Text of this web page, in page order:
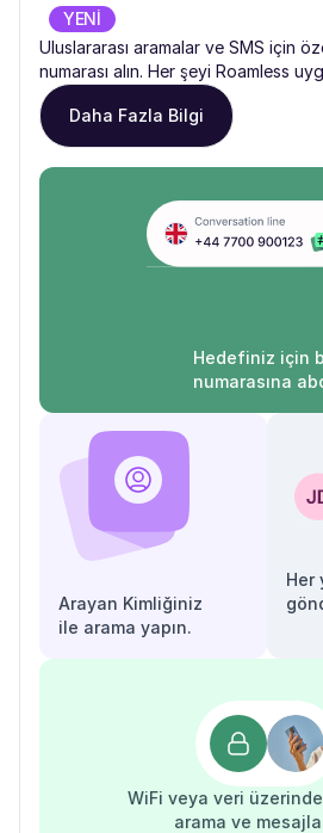
YENİ
Uluslararası aramalar ve SMS için
numarası alın. Her şeyi Roamless
Daha Fazla Bilgi
Hedefiniz için
numarasına
Arayan Kimliğiniz
ile arama yapın.
Her
WiFi veya veri
arama ve